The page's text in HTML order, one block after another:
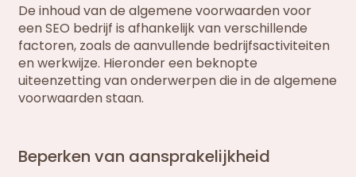
De inhoud van de algemene voorwaarden voor
een SEO bedrijf is afhankelijk van verschillende
factoren, zoals de aanvullende bedrijfsactiviteiten
en werkwijze. Hieronder een beknopte
uiteenzetting van onderwerpen die in de algemene
voorwaarden staan.
Beperken van aansprakelijkheid